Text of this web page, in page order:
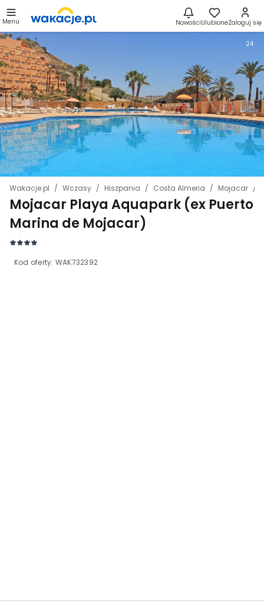
Menu NowościUlubioneZaloguj się
Wakacje.pl Wczasy Hiszpania Costa Almeria Mojacar
Mojacar Playa Aquapark (ex Puerto
Marina de Mojacar)
Kod oferty: WAK732392
24